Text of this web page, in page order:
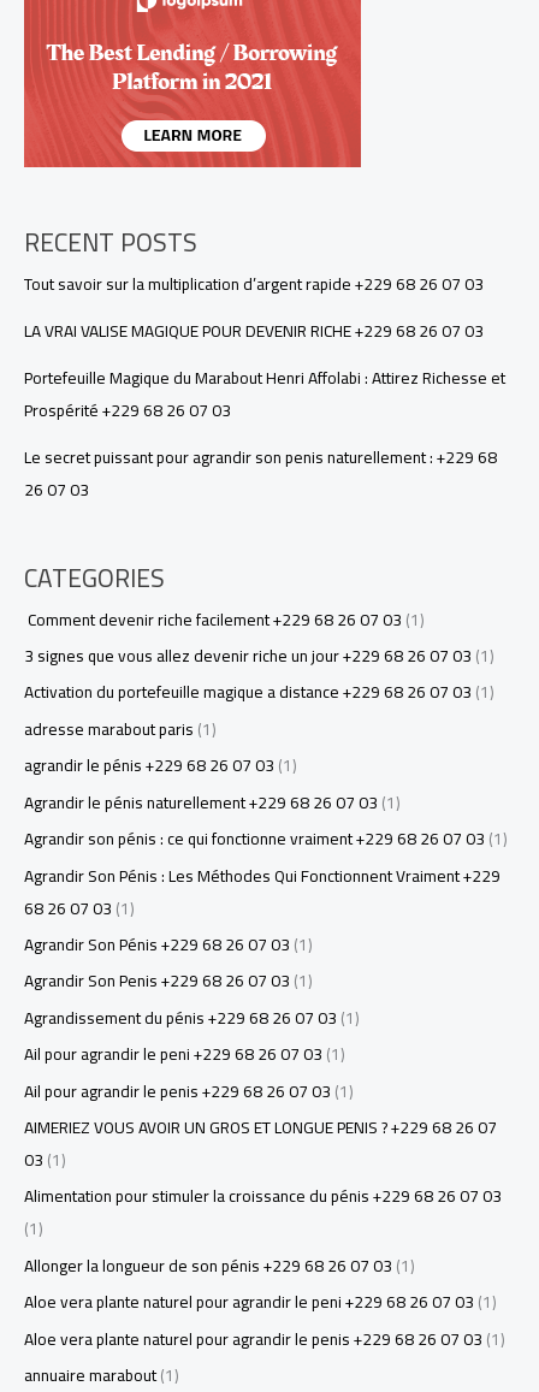
RECENT POSTS
Tout savoir sur la multiplication d’argent rapide +229 68 26 07 03
LA VRAI VALISE MAGIQUE POUR DEVENIR RICHE +229 68 26 07 03
Portefeuille Magique du Marabout Henri Affolabi : Attirez Richesse et
Prospérité +229 68 26 07 03
Le secret puissant pour agrandir son penis naturellement : +229 68
26 07 03
CATEGORIES
Comment devenir riche facilement +229 68 26 07 03(1)
3 signes que vous allez devenir riche un jour +229 68 26 07 03(1)
Activation du portefeuille magique a distance +229 68 26 07 03(1)
adresse marabout paris(1)
agrandir le pénis +229 68 26 07 03(1)
Agrandir le pénis naturellement +229 68 26 07 03(1)
Agrandir son pénis : ce qui fonctionne vraiment +229 68 26 07 03(1)
Agrandir Son Pénis : Les Méthodes Qui Fonctionnent Vraiment +229
68 26 07 03(1)
Agrandir Son Pénis +229 68 26 07 03(1)
Agrandir Son Penis +229 68 26 07 03(1)
Agrandissement du pénis +229 68 26 07 03(1)
Ail pour agrandir le peni +229 68 26 07 03(1)
Ail pour agrandir le penis +229 68 26 07 03(1)
AIMERIEZ VOUS AVOIR UN GROS ET LONGUE PENIS ? +229 68 26 07
03(1)
Alimentation pour stimuler la croissance du pénis +229 68 26 07 03
(1)
Allonger la longueur de son pénis +229 68 26 07 03(1)
Aloe vera plante naturel pour agrandir le peni +229 68 26 07 03(1)
Aloe vera plante naturel pour agrandir le penis +229 68 26 07 03(1)
annuaire marabout(1)